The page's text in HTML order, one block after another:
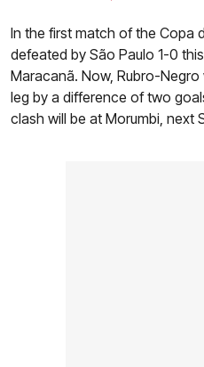
In the first match of the Copa
defeated by São Paulo 1-0
Maracanã. Now, Rubro-
leg by a difference of two
clash will be at Morumbi, next